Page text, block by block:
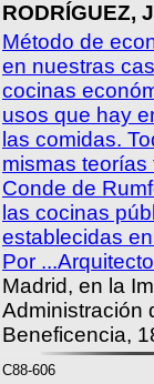
RODRÍGUEZ,
Método de
en nuestras
cocinas
usos que hay
las comidas.
mismas
Conde de
las cocinas
establecidas
Por
Madrid, en la
Administración
Beneficencia,
C88-606